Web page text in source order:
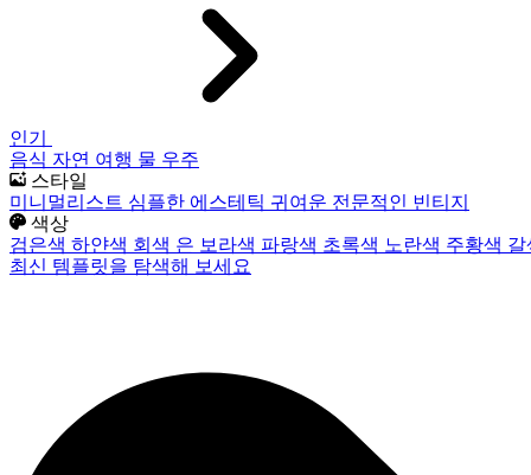
인기
음식 자연 여행 물 우주
스타일
미니멀리스트 심플한 에스테틱 귀여운 전문적인 빈티지
색상
검은색 하얀색 회색 은 보라색 파랑색 초록색 노란색 주황색
최신 템플릿을 탐색해 보세요